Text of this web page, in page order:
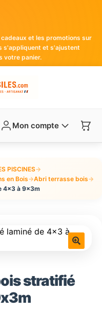
et les promotions sur
s'appliquent et s'ajustent
votre panier.
Mon compte
PISCINES→
en Bois→Abri terrasse bois→
4×3 à 9x3m
stratifié